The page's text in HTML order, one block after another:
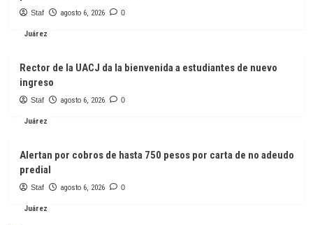
Staf agosto 6, 2026 0
Juárez
Rector de la UACJ da la bienvenida a estudiantes de nuevo
ingreso
Staf agosto 6, 2026 0
Juárez
Alertan por cobros de hasta 750 pesos por carta de no adeudo
predial
Staf agosto 6, 2026 0
Juárez